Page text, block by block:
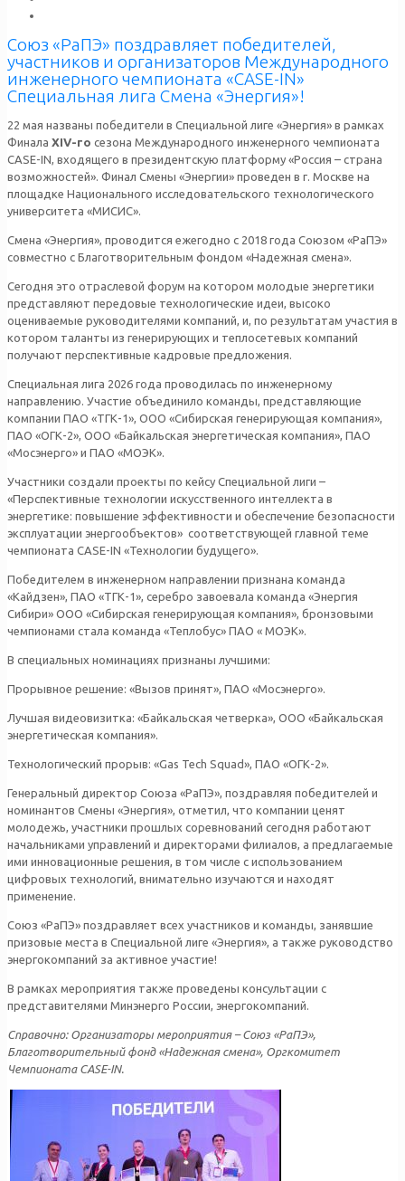
Союз «РаПЭ» поздравляет победителей,
участников и организаторов Международного
инженерного чемпионата «CASE-IN»
Специальная лига Смена «Энергия»!
22 мая названы победители в Специальной лиге «Энергия» в рамках
Финала XIV-го сезона Международного инженерного чемпионата
CASE-IN, входящего в президентскую платформу «Россия – страна
возможностей». Финал Смены «Энергии» проведен в г. Москве на
площадке Национального исследовательского технологического
университета «МИСИС».
Смена «Энергия», проводится ежегодно с 2018 года Союзом «РаПЭ»
совместно с Благотворительным фондом «Надежная смена».
Сегодня это отраслевой форум на котором молодые энергетики
представляют передовые технологические идеи, высоко
оцениваемые руководителями компаний, и, по результатам участия в
котором таланты из генерирующих и теплосетевых компаний
получают перспективные кадровые предложения.
Специальная лига 2026 года проводилась по инженерному
направлению. Участие объединило команды, представляющие
компании ПАО «ТГК-1», ООО «Сибирская генерирующая компания»,
ПАО «ОГК-2», ООО «Байкальская энергетическая компания», ПАО
«Мосэнерго» и ПАО «МОЭК».
Участники создали проекты по кейсу Специальной лиги –
«Перспективные технологии искусственного интеллекта в
энергетике: повышение эффективности и обеспечение безопасности
эксплуатации энергообъектов» соответствующей главной теме
чемпионата CASE-IN «Технологии будущего».
Победителем в инженерном направлении признана команда
«Кайдзен», ПАО «ТГК-1», серебро завоевала команда «Энергия
Сибири» ООО «Сибирская генерирующая компания», бронзовыми
чемпионами стала команда «Теплобус» ПАО « МОЭК».
В специальных номинациях признаны лучшими:
Прорывное решение: «Вызов принят», ПАО «Мосэнерго».
Лучшая видеовизитка: «Байкальская четверка», ООО «Байкальская
энергетическая компания».
Технологический прорыв: «Gas Tech Squad», ПАО «ОГК-2».
Генеральный директор Союза «РаПЭ», поздравляя победителей и
номинантов Смены «Энергия», отметил, что компании ценят
молодежь, участники прошлых соревнований сегодня работают
начальниками управлений и директорами филиалов, а предлагаемые
ими инновационные решения, в том числе с использованием
цифровых технологий, внимательно изучаются и находят
применение.
Союз «РаПЭ» поздравляет всех участников и команды, занявшие
призовые места в Специальной лиге «Энергия», а также руководство
энергокомпаний за активное участие!
В рамках мероприятия также проведены консультации с
представителями Минэнерго России, энергокомпаний.
Справочно: Организаторы мероприятия – Союз «РаПЭ»,
Благотворительный фонд «Надежная смена», Оргкомитет
Чемпионата CASE-IN.